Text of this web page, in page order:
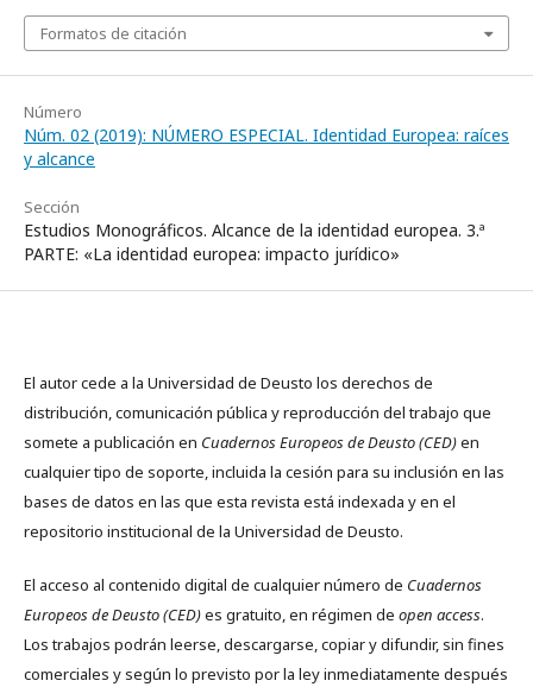
Formatos de citación
Número
Núm. 02 (2019): NÚMERO ESPECIAL. Identidad Europea: raíces
y alcance
Sección
Estudios Monográficos. Alcance de la identidad europea. 3.ª
PARTE: «La identidad europea: impacto jurídico»
El autor cede a la Universidad de Deusto los derechos de
distribución, comunicación pública y reproducción del trabajo que
somete a publicación en Cuadernos Europeos de Deusto (CED)en
cualquier tipo de soporte, incluida la cesión para su inclusión en las
bases de datos en las que esta revista está indexada y en el
repositorio institucional de la Universidad de Deusto.
El acceso al contenido digital de cualquier número de Cuadernos
Europeos de Deusto (CED)es gratuito, en régimen de open access.
Los trabajos podrán leerse, descargarse, copiar y difundir, sin fines
comerciales y según lo previsto por la ley inmediatamente después